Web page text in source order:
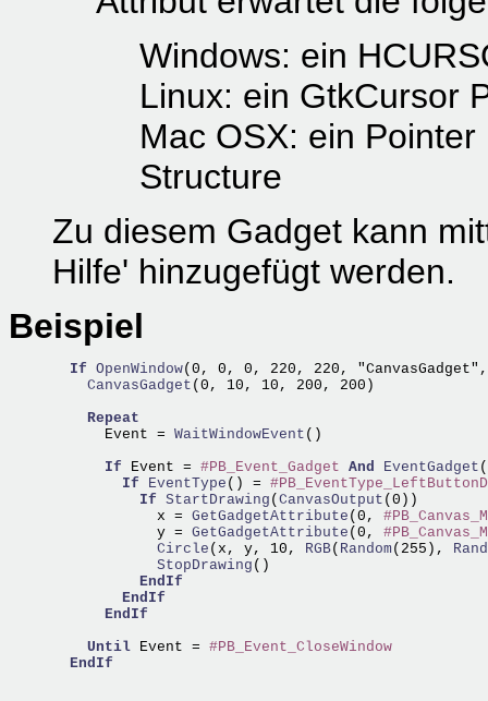
Windows: ein
Linux: ein GtkCursor
Mac OSX: ein
Structure
Zu diesem Gadget kann
Hilfe' hinzugefügt werden.
Beispiel
If OpenWindow(0, 0, 0, 220, 220,
    CanvasGadget
(0, 10, 10, 200, 200)
Repeat
      Event =
WaitWindowEvent ()
If Event = #PB_Event_Gadget And EventGadget
If
EventType () =
If StartDrawing ( CanvasOutput (0))
            x =
GetGadgetAttribute (0,
            y =
GetGadgetAttribute (0,
            Circle
(x, y, 10, RGB( Random(255),
            StopDrawing
()
EndIf
EndIf
EndIf
Until Event = #PB_Event_CloseWindow
EndIf